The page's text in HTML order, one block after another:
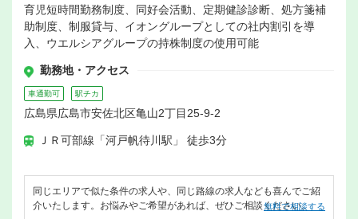
育児短時間勤務制度、同好会活動、定期健診診断、処方箋補
助制度、制服貸与、イオングループとしての社内割引を導
入、ウエルシアグループの持株制度の使用可能
勤務地・アクセス
車通勤可 駅チカ
広島県広島市安佐北区亀山2丁目25-9-2
ＪＲ可部線「河戸帆待川駅」 徒歩3分
同じエリアで似た条件の求人や、同じ路線の求人なども喜んでご紹
介いたします。お悩みやご希望があれば、ぜひご相談ください。
無料で相談する